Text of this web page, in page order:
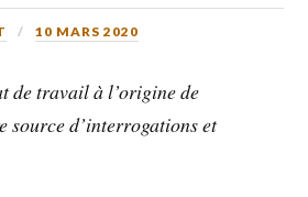
10 MARS 2020
de travail à l’origine de
source d’interrogations et